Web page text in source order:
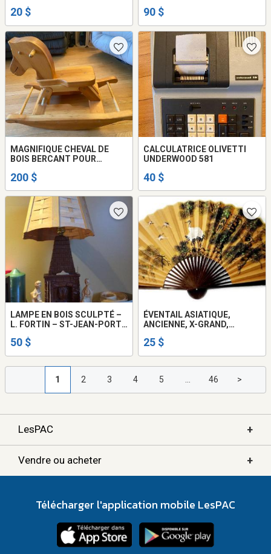
20 $
PELLETIER
90 $
MAGNIFIQUE CHEVAL DE
BOIS BERCANT POUR
200 $
CALCULATRICE OLIVETTI
UNDERWOOD 581
40 $
LAMPE EN BOIS SCULPTÉ –
L. FORTIN – ST-JEAN-PORT-
50 $
ÉVENTAIL ASIATIQUE,
ANCIENNE, X-GRAND,
ASIAN FAN, VINTAGE, X-
25 $
1 2 3 4 5 ... 46 >
LesPAC +
Vendre ou acheter +
Télécharger l'application mobile LesPAC